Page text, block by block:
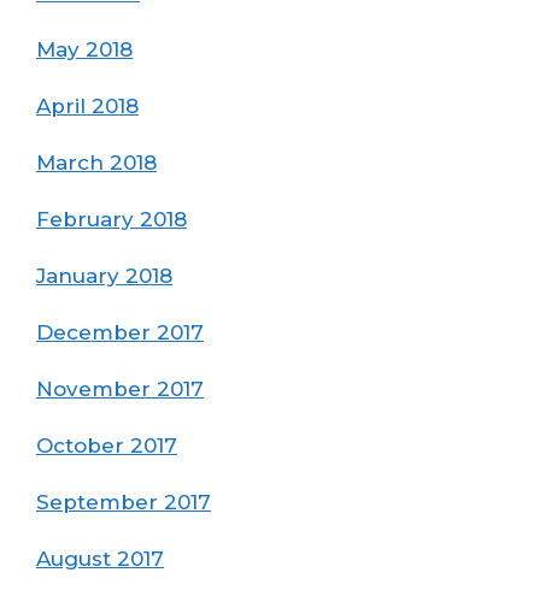
May 2018
April 2018
March 2018
February 2018
January 2018
December 2017
November 2017
October 2017
September 2017
August 2017